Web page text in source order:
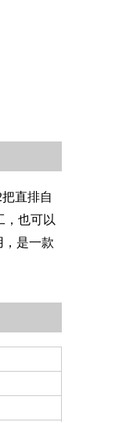
直排自
，也可以
，是一款